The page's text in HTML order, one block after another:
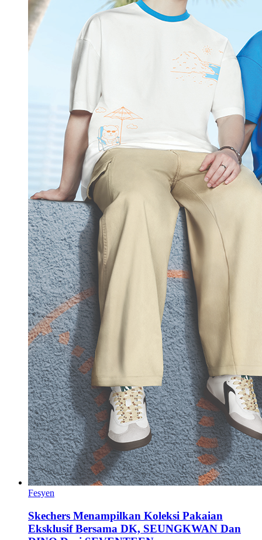
Fesyen
Skechers Menampilkan Koleksi Pakaian
Eksklusif Bersama DK, SEUNGKWAN Dan